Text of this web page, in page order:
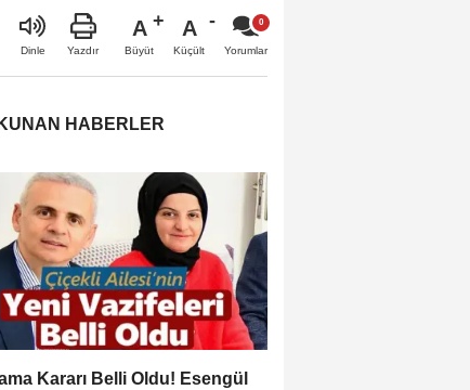
Dinle Yazdır
A
Büyüt
A
Küçült Yorumlar
HABERLER
Kararı Belli Oldu! Esengül